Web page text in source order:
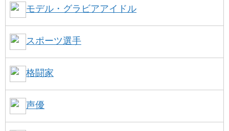
モデル・グラビアアイドル
スポーツ選手
格闘家
声優